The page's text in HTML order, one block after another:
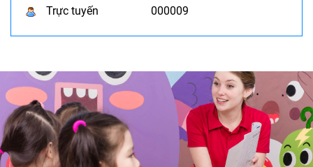
Trực tuyến
000009